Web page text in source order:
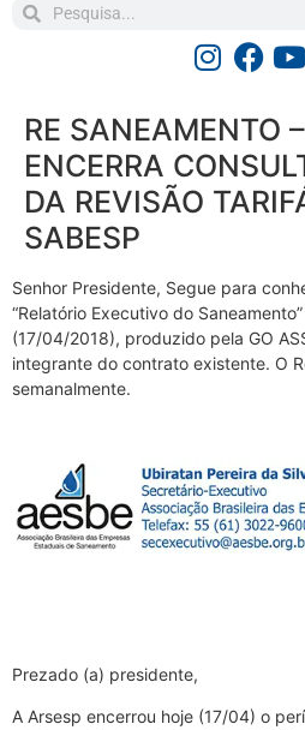
RE SANEAMENTO
ENCERRA
DA REVISÃO
SABESP
Senhor Presidente, Segue para
“Relatório Executivo do
(17/04/2018), produzido pela GO
integrante do contrato existente. O
semanalmente.
Prezado (a) presidente,
A Arsesp encerrou hoje (17/04) o